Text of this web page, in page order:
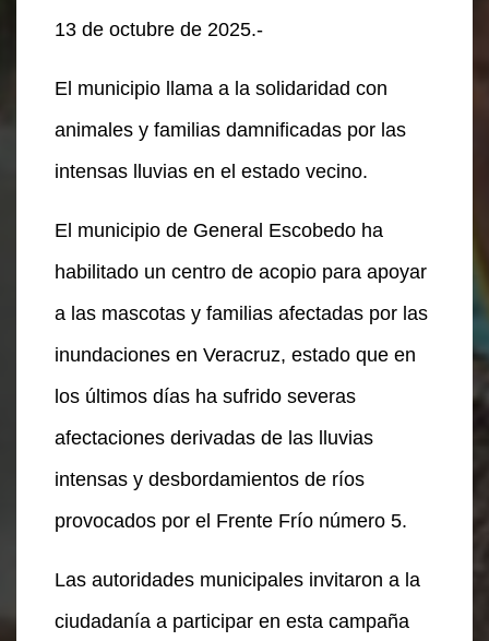
13 de octubre de 2025.-
El municipio llama a la solidaridad con
animales y familias damnificadas por las
intensas lluvias en el estado vecino.
El municipio de General Escobedo ha
habilitado un centro de acopio para apoyar
a las mascotas y familias afectadas por las
inundaciones en Veracruz, estado que en
los últimos días ha sufrido severas
afectaciones derivadas de las lluvias
intensas y desbordamientos de ríos
provocados por el Frente Frío número 5.
Las autoridades municipales invitaron a la
ciudadanía a participar en esta campaña